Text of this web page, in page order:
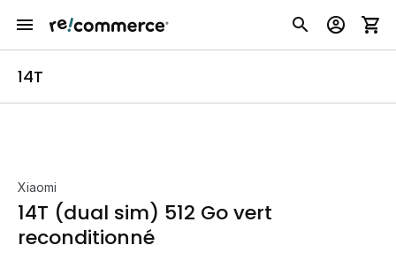
14T
Xiaomi
14T (dual sim) 512 Go vert
reconditionné